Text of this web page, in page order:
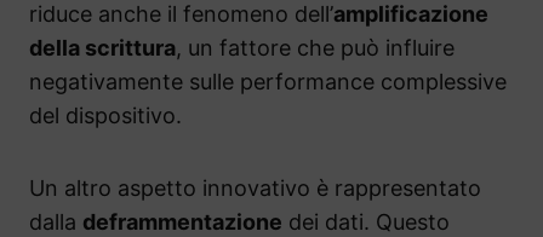
riduce anche il fenomeno dell’amplificazione
della scrittura, un fattore che può influire
negativamente sulle performance complessive
del dispositivo.
Un altro aspetto innovativo è rappresentato
dalla deframmentazione dei dati. Questo